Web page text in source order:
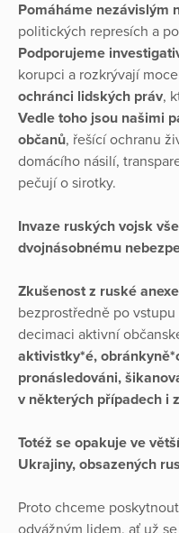
Pomáháme nezávislým
politických represích a
Podporujeme
korupci a rozkrývají
ochránci lidských práv,
Vedle toho jsou našimi
občanů, řešící ochranu
domácího násilí,
pečují o sirotky.
Invaze ruských vojsk
dvojnásobnému
Zkušenost z ruské
bezprostředně po
decimaci aktivní
aktivistky*é,
pronásledováni,
v některých případech i
Totéž se opakuje ve
Ukrajiny, obsazených
Proto chceme